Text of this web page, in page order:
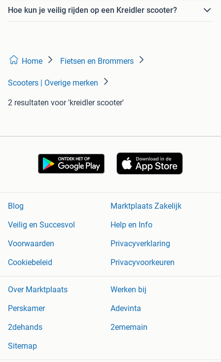
Hoe kun je veilig rijden op een Kreidler scooter?
Home Fietsen en Brommers
Scooters | Overige merken
2 resultaten voor 'kreidler scooter'
Blog
Marktplaats Zakelijk
Veilig en Succesvol
Help en Info
Voorwaarden
Privacyverklaring
Cookiebeleid
Privacyvoorkeuren
Over Marktplaats
Werken bij
Perskamer
Adevinta
2dehands
2ememain
Sitemap